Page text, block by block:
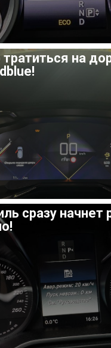
на
сразу начнет